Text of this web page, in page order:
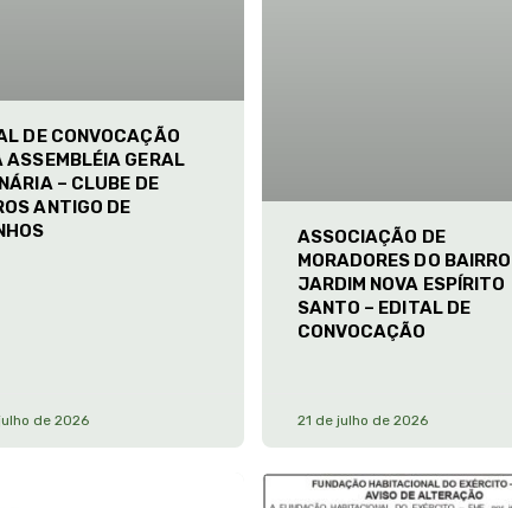
DE CONVOCAÇÃO
ASSEMBLÉIA GERAL
– CLUBE DE
ANTIGO DE
de 2026
ASSOCIAÇÃO DE
MORADORES DO BAIRRO
JARDIM NOVA ESPÍRITO
SANTO – EDITAL DE
CONVOCAÇÃO
21 de julho de 2026